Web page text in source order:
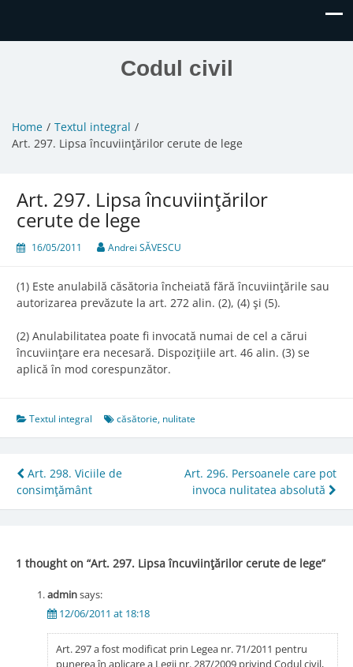
Codul civil
Home
Textul integral
Art. 297. Lipsa încuviinţărilor cerute de lege
Art. 297. Lipsa încuviinţărilor
cerute de lege
16/05/2011 Andrei SĂVESCU
(1) Este anulabilă căsătoria încheiată fără încuviinţările sau
autorizarea prevăzute la art. 272 alin. (2), (4) şi (5).
(2) Anulabilitatea poate fi invocată numai de cel a cărui
încuviinţare era necesară. Dispoziţiile art. 46 alin. (3) se
aplică în mod corespunzător.
Textul integral căsătorie, nulitate
Post
navigation
Art. 298. Viciile de
consimţământ
Art. 296. Persoanele care pot
invoca nulitatea absolută
1 thought on “Art. 297. Lipsa încuviinţărilor cerute de lege”
adminsays:
12/06/2011 at 18:18
Art. 297 a fost modificat prin Legea nr. 71/2011 pentru
punerea în aplicare a Legii nr. 287/2009 privind Codul civil,